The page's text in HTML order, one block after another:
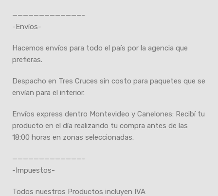
—————————————-
-Envíos-
Hacemos envíos para todo el país por la agencia que
prefieras.
Despacho en Tres Cruces sin costo para paquetes que se
envían para el interior.
Envíos express dentro Montevideo y Canelones: Recibí tu
producto en el día realizando tu compra antes de las
18:00 horas en zonas seleccionadas.
—————————————-
-Impuestos-
Todos nuestros Productos incluyen IVA